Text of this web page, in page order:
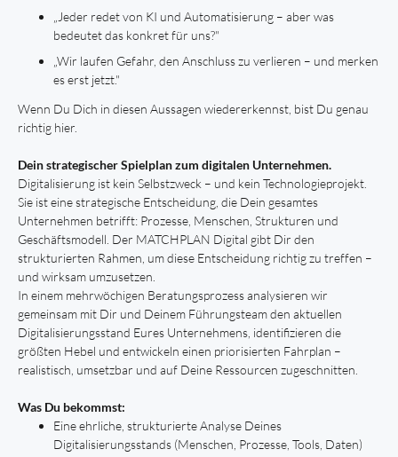
„Jeder redet von KI und Automatisierung – aber was
bedeutet das konkret für uns?"
„Wir laufen Gefahr, den Anschluss zu verlieren – und merken
es erst jetzt."
Wenn Du Dich in diesen Aussagen wiedererkennst, bist Du genau
richtig hier.
Dein strategischer Spielplan zum digitalen Unternehmen.
Digitalisierung ist kein Selbstzweck – und kein Technologieprojekt.
Sie ist eine strategische Entscheidung, die Dein gesamtes
Unternehmen betrifft: Prozesse, Menschen, Strukturen und
Geschäftsmodell. Der MATCHPLAN Digital gibt Dir den
strukturierten Rahmen, um diese Entscheidung richtig zu treffen –
und wirksam umzusetzen.
In einem mehrwöchigen Beratungsprozess analysieren wir
gemeinsam mit Dir und Deinem Führungsteam den aktuellen
Digitalisierungsstand Eures Unternehmens, identifizieren die
größten Hebel und entwickeln einen priorisierten Fahrplan –
realistisch, umsetzbar und auf Deine Ressourcen zugeschnitten.
Was Du bekommst:
Eine ehrliche, strukturierte Analyse Deines
Digitalisierungsstands (Menschen, Prozesse, Tools, Daten)